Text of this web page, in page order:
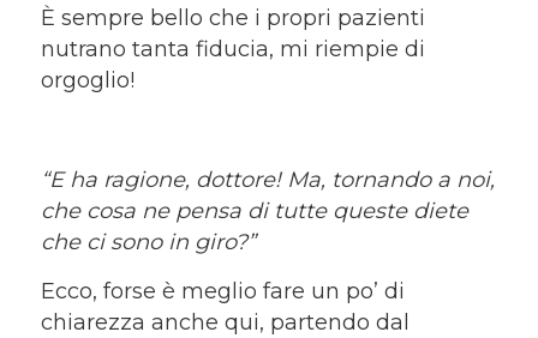
È sempre bello che i propri pazienti
nutrano tanta fiducia, mi riempie di
orgoglio!
“E ha ragione, dottore! Ma, tornando a noi,
che cosa ne pensa di tutte queste diete
che ci sono in giro?”
Ecco, forse è meglio fare un po’ di
chiarezza anche qui, partendo dal